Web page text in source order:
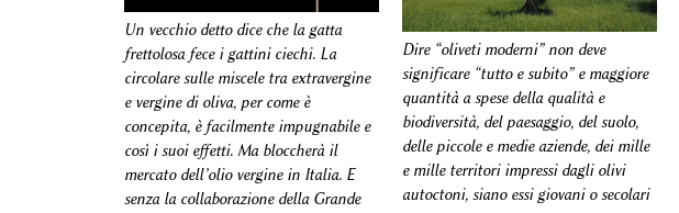
Un vecchio detto dice che la gatta
frettolosa fece i gattini ciechi. La
circolare sulle miscele tra extravergine
e vergine di oliva, per come è
concepita, è facilmente impugnabile e
così i suoi effetti. Ma bloccherà il
mercato dell’olio vergine in Italia. E
senza la collaborazione della Grande
Dire “oliveti moderni” non deve
significare “tutto e subito” e maggiore
quantità a spese della qualità e
biodiversità, del paesaggio, del suolo,
delle piccole e medie aziende, dei mille
e mille territori impressi dagli olivi
autoctoni, siano essi giovani o secolari